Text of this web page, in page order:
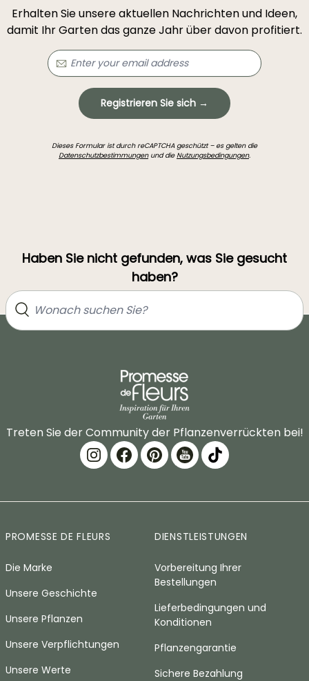
Erhalten Sie unsere aktuellen Nachrichten und Ideen,
damit Ihr Garten das ganze Jahr über davon profitiert.
Registrieren Sie sich →
Dieses Formular ist durch reCAPTCHA geschützt – es gelten die
Datenschutzbestimmungenund dieNutzungsbedingungen.
Haben Sie nicht gefunden, was Sie gesucht
haben?
Treten Sie der Community der Pflanzenverrückten bei!
PROMESSE DE FLEURS
Die Marke
Unsere Geschichte
Unsere Pflanzen
Unsere Verpflichtungen
Unsere Werte
DIENSTLEISTUNGEN
Vorbereitung Ihrer
Bestellungen
Lieferbedingungen und
Konditionen
Pflanzengarantie
Sichere Bezahlung